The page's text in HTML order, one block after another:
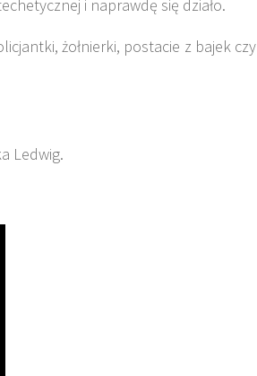
i naprawdę się działo.
żołnierki, postacie z bajek czy
Ledwig.